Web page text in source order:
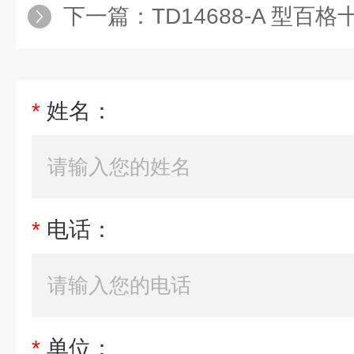
下一篇： TD14688-A 型百格
* 姓名：
* 电话：
* 单位：